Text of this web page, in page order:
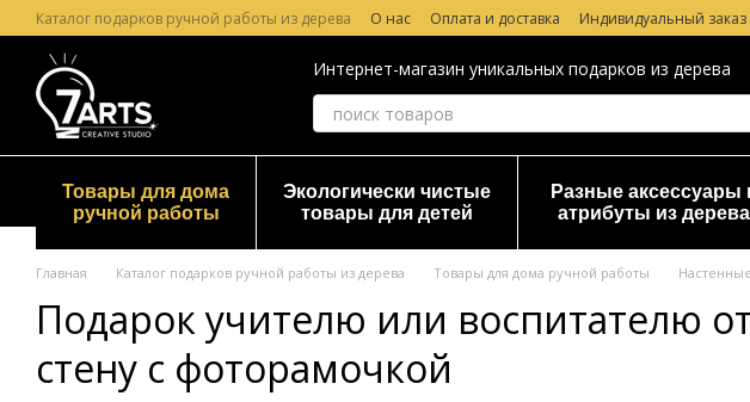
Перейти к основному контенту
Каталог подарков ручной работы из дерева О нас Оплата и доставка Индивидуальный заказ
Лазерная гравировка по дереву
Гарантия и Возврат Отзывы о магазине
Интернет-магазин уникальных подарков из дерева
Товары для дома
ручной работы
Экологически чистые
товары для детей
Разные аксессуары
атрибуты из дерева
Главная Каталог подарков ручной работы из дерева Товары для дома ручной работы
Подарок учителю или воспитателю
стену с фоторамочкой